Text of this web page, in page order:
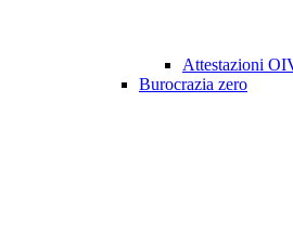
Attestazioni
Burocrazia zero